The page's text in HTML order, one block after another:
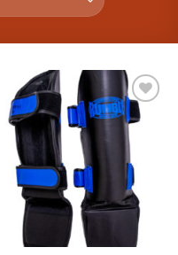
Toevoegen
aan
verlanglijst